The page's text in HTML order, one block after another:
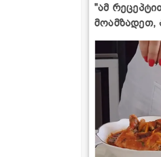
"ამ
მოამზადეთ,